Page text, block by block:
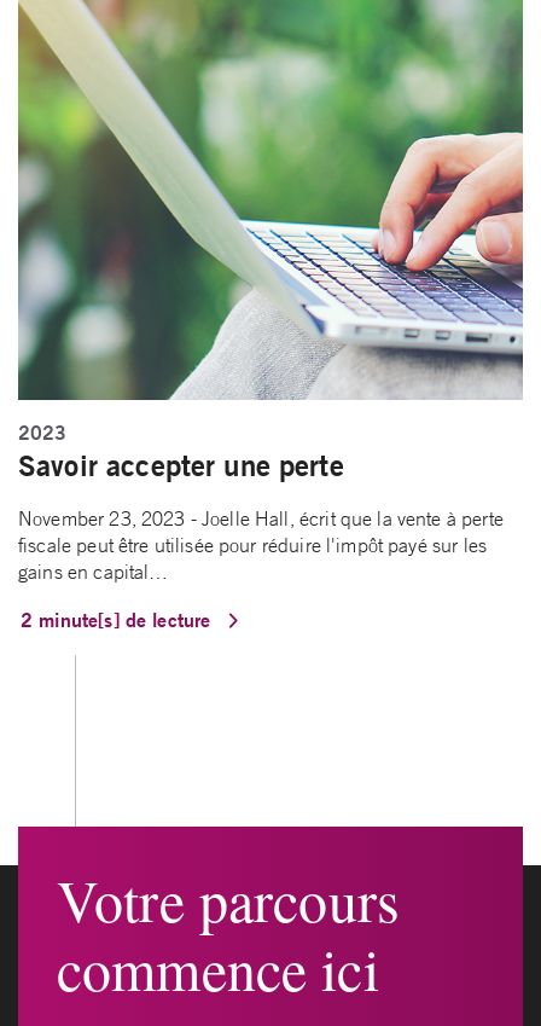
2023
Savoir accepter une perte
November 23, 2023 - Joelle Hall, écrit que la vente à perte
fiscale peut être utilisée pour réduire l'impôt payé sur les
gains en capital…
2 minute[s] de lecture
Votre parcours
commence ici